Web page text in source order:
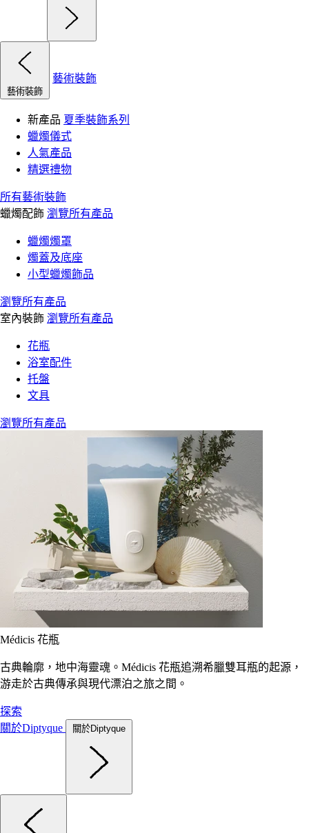
藝術裝飾
藝術裝飾
新產品 夏季裝飾系列
蠟燭儀式
人氣產品
精選禮物
所有藝術裝飾
蠟燭配飾 瀏覽所有產品
蠟燭燭罩
燭蓋及底座
小型蠟燭飾品
瀏覽所有產品
室內裝飾 瀏覽所有產品
花瓶
浴室配件
托盤
文具
瀏覽所有產品
Médicis 花瓶
古典輪廓，地中海靈魂。Médicis 花瓶追溯希臘雙耳瓶的起源，
游走於古典傳承與現代漂泊之旅之間。
探索
關於Diptyque
關於Diptyque